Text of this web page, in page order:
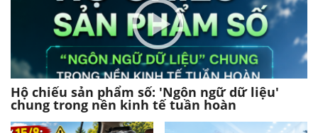
Hộ chiếu sản phẩm số: 'Ngôn ngữ dữ liệu'
chung trong nền kinh tế tuần hoàn